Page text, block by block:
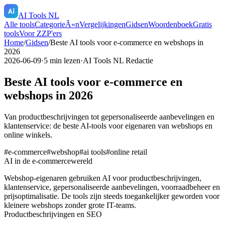
AI Tools NL
Alle toolsCategorieÃ«nVergelijkingenGidsenWoordenboekGratis
toolsVoor ZZP'ers
Home/Gidsen/Beste AI tools voor e-commerce en webshops in
2026
2026-06-09·5 min lezen·AI Tools NL Redactie
Beste AI tools voor e-commerce en
webshops in 2026
Van productbeschrijvingen tot gepersonaliseerde aanbevelingen en
klantenservice: de beste AI-tools voor eigenaren van webshops en
online winkels.
#e-commerce#webshop#ai tools#online retail
AI in de e-commercewereld
Webshop-eigenaren gebruiken AI voor productbeschrijvingen,
klantenservice, gepersonaliseerde aanbevelingen, voorraadbeheer en
prijsoptimalisatie. De tools zijn steeds toegankelijker geworden voor
kleinere webshops zonder grote IT-teams.
Productbeschrijvingen en SEO